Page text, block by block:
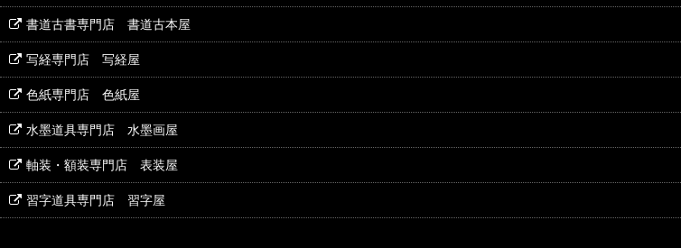
書道古書専門店 書道古本屋
写経専門店 写経屋
色紙専門店 色紙屋
水墨道具専門店 水墨画屋
軸装・額装専門店 表装屋
習字道具専門店 習字屋